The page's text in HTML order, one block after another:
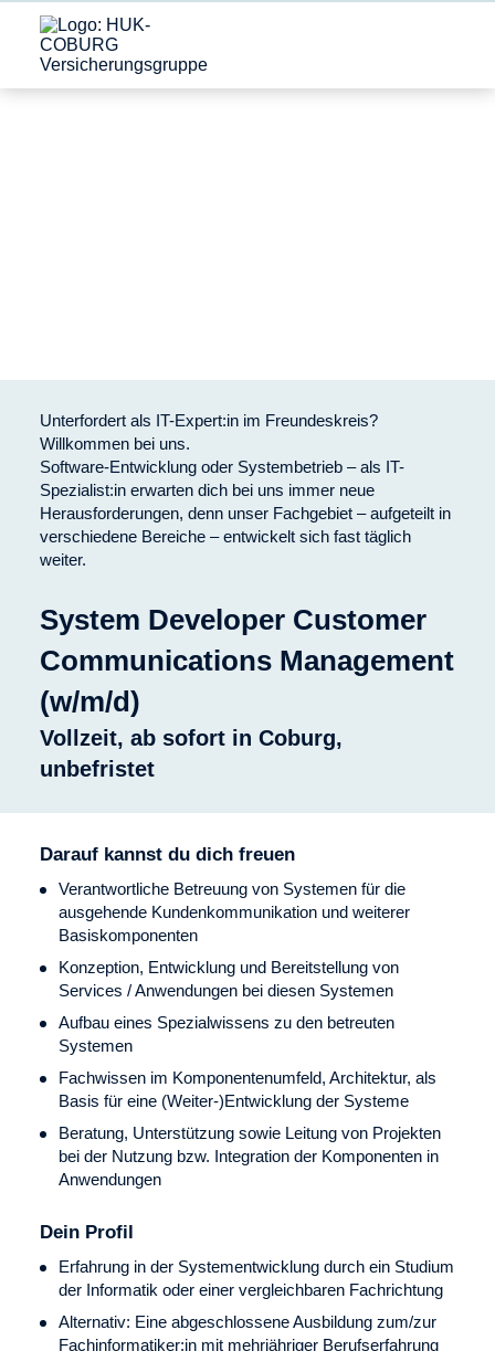
Unterfordert als IT-Expert:in im Freundeskreis?
Willkommen bei uns.
Software-Entwicklung oder Systembetrieb – als IT-
Spezialist:in erwarten dich bei uns immer neue
Herausforderungen, denn unser Fachgebiet – aufgeteilt in
verschiedene Bereiche – entwickelt sich fast täglich
weiter.
System Developer Customer
Communications Management
(w/m/d)
Vollzeit, ab sofort in Coburg,
unbefristet
Darauf kannst du dich freuen
Verantwortliche Betreuung von Systemen für die
ausgehende Kundenkommunikation und weiterer
Basiskomponenten
Konzeption, Entwicklung und Bereitstellung von
Services / Anwendungen bei diesen Systemen
Aufbau eines Spezialwissens zu den betreuten
Systemen
Fachwissen im Komponentenumfeld, Architektur, als
Basis für eine (Weiter-)Entwicklung der Systeme
Beratung, Unterstützung sowie Leitung von Projekten
bei der Nutzung bzw. Integration der Komponenten in
Anwendungen
Dein Profil
Erfahrung in der Systementwicklung durch ein Studium
der Informatik oder einer vergleichbaren Fachrichtung
Alternativ: Eine abgeschlossene Ausbildung zum/zur
Fachinformatiker:in mit mehrjähriger Berufserfahrung